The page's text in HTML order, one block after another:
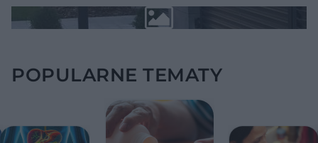
POPULARNE TEMATY